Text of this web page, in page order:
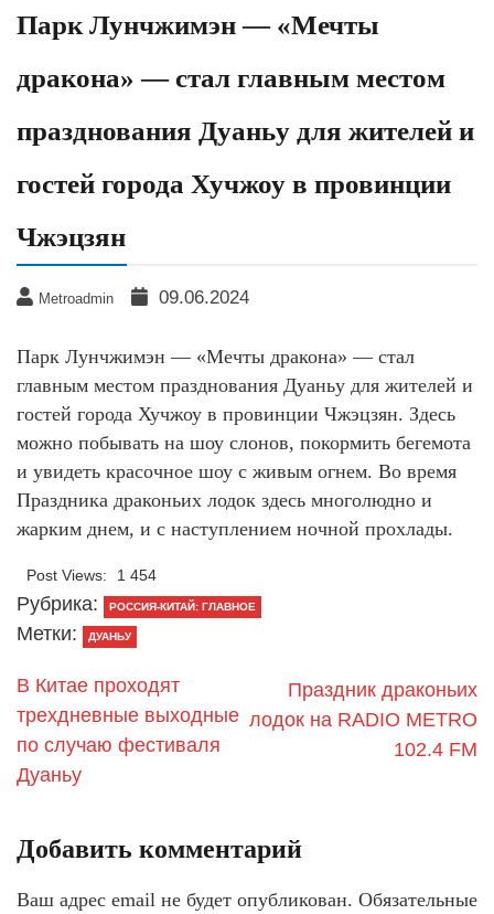
Парк Лунчжимэн — «Мечты
дракона» — стал главным местом
празднования Дуаньу для жителей и
гостей города Хучжоу в провинции
Чжэцзян
Metroadmin 09.06.2024
Парк Лунчжимэн — «Мечты дракона» — стал
главным местом празднования Дуаньу для жителей и
гостей города Хучжоу в провинции Чжэцзян. Здесь
можно побывать на шоу слонов, покормить бегемота
и увидеть красочное шоу с живым огнем. Во время
Праздника драконьих лодок здесь многолюдно и
жарким днем, и с наступлением ночной прохлады.
Post Views: 1 454
Рубрика: РОССИЯ-КИТАЙ: ГЛАВНОЕ
Метки: ДУАНЬУ
В Китае проходят
трехдневные выходные
по случаю фестиваля
Дуаньу
Праздник драконьих
лодок на RADIO METRO
102.4 FM
Добавить комментарий
Ваш адрес email не будет опубликован. Обязательные